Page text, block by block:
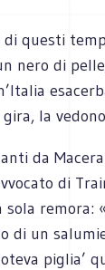
di questi
nero di
la
da
di
sola remora:
di un
piglia’